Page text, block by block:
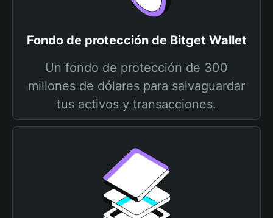
Fondo de protección de Bitget Wallet
Un fondo de protección de 300
millones de dólares para salvaguardar
tus activos y transacciones.